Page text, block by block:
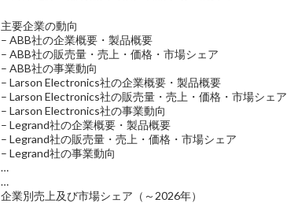
主要企業の動向
– ABB社の企業概要・製品概要
– ABB社の販売量・売上・価格・市場シェア
– ABB社の事業動向
– Larson Electronics社の企業概要・製品概要
– Larson Electronics社の販売量・売上・価格・市場シェア
– Larson Electronics社の事業動向
– Legrand社の企業概要・製品概要
– Legrand社の販売量・売上・価格・市場シェア
– Legrand社の事業動向
…
…
企業別売上及び市場シェア（～2026年）